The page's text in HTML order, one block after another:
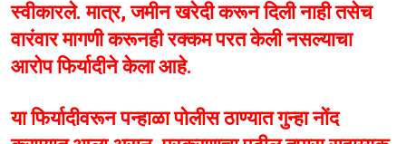
स्वीकारले. मात्र, जमीन खरेदी करून दिली नाही तसेच
वारंवार मागणी करूनही रक्कम परत केली नसल्याचा
आरोप फिर्यादीने केला आहे.
या फिर्यादीवरून पन्हाळा पोलीस ठाण्यात गुन्हा नोंद